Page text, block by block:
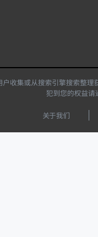
收集或从搜索引擎搜索整
犯到您的权益请
关于我们